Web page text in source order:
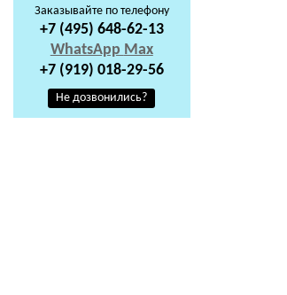
Заказывайте по телефону
+7 (495) 648-62-13
WhatsApp Max
+7 (919) 018-29-56
Не дозвонились?